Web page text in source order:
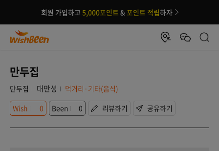
회원 가입하고 5,000포인트 &포인트 적립하자
만두집
만두집 대만성
먹거리·기타(음식)
Wish
0 Been 0 리뷰하기 공유하기